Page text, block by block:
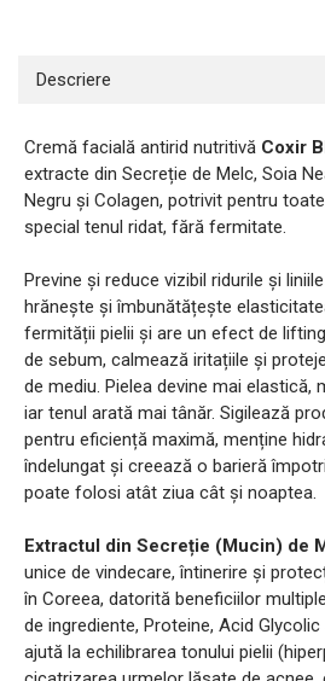
Descriere
Cremă facială antirid nutritivă Coxir
extracte din Secreție de Melc, Soia
Negru și Colagen, potrivit pentru
special tenul ridat, fără fermitate.
Previne și reduce vizibil ridurile și
hrănește și îmbunătățește
fermității pielii și are un efect de
de sebum, calmează iritațiile și
de mediu. Pielea devine mai elastică,
iar tenul arată mai tânăr. Sigilează
pentru eficiență maximă, menține
îndelungat și creează o barieră
poate folosi atât ziua cât și noaptea.
Extractul din Secreție (Mucin) de
unice de vindecare, întinerire și
în Coreea, datorită beneficiilor
de ingrediente, Proteine, Acid
ajută la echilibrarea tonului pielii